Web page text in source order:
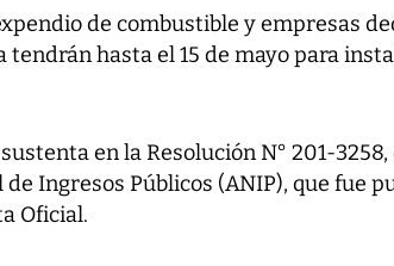
de combustible y empresas
tendrán hasta el 15 de mayo para
en la Resolución N° 201-
Ingresos Públicos (ANIP), que fue
Oficial.